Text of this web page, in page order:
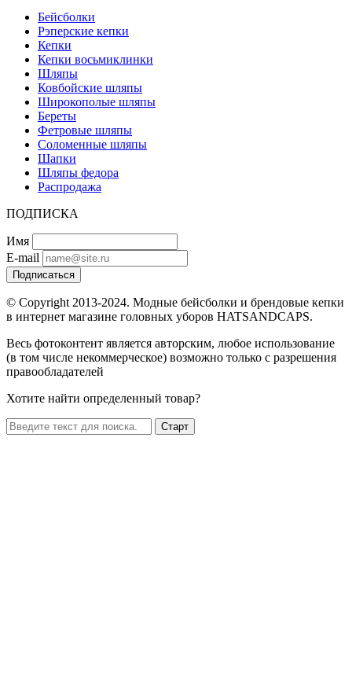
Бейсболки
Рэперские кепки
Кепки
Кепки восьмиклинки
Шляпы
Ковбойские шляпы
Широкополые шляпы
Береты
Фетровые шляпы
Соломенные шляпы
Шапки
Шляпы федора
Распродажа
ПОДПИСКА
Имя
E-mail
Подписаться
© Copyright 2013-2024. Модные бейсболки и брендовые кепки
в интернет магазине головных уборов HATSANDCAPS.
Весь фотоконтент является авторским, любое использование
(в том числе некоммерческое) возможно только с разрешения
правообладателей
Хотите найти определенный товар?
Старт